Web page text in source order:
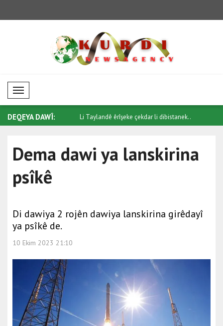
Mobil Menü
DEQEYA DAWÎ:
û Benînê de Li Taylandê êrîşeke çekdar li dibistanek..
Dema dawi ya lanskirina
psîkê
Di dawiya 2 rojên dawiya lanskirina girêdayî
ya psîkê de.
10 Ekim 2023 21:10